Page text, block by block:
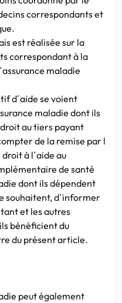
correspondants et
est réalisée sur la
correspondant à la
maladie
d´aide se voient
maladie dont ils
au tiers payant
de la remise par l
à l´aide au
de santé
dont ils dépendent
souhaitent, d´informer
et les autres
bénéficient du
du présent article.
peut également